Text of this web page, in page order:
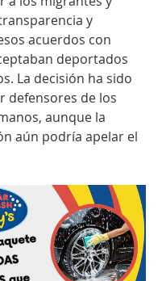
y
acuerdos con
deportados
La decisión ha sido
defensores de los
aunque la
aún podría apelar el